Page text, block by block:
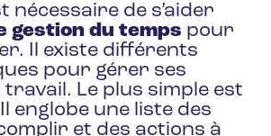
nécessaire de s’aider
gestion du temps pour
Il existe différents
pour gérer ses
Le plus simple est
englobe une liste des
et des actions à